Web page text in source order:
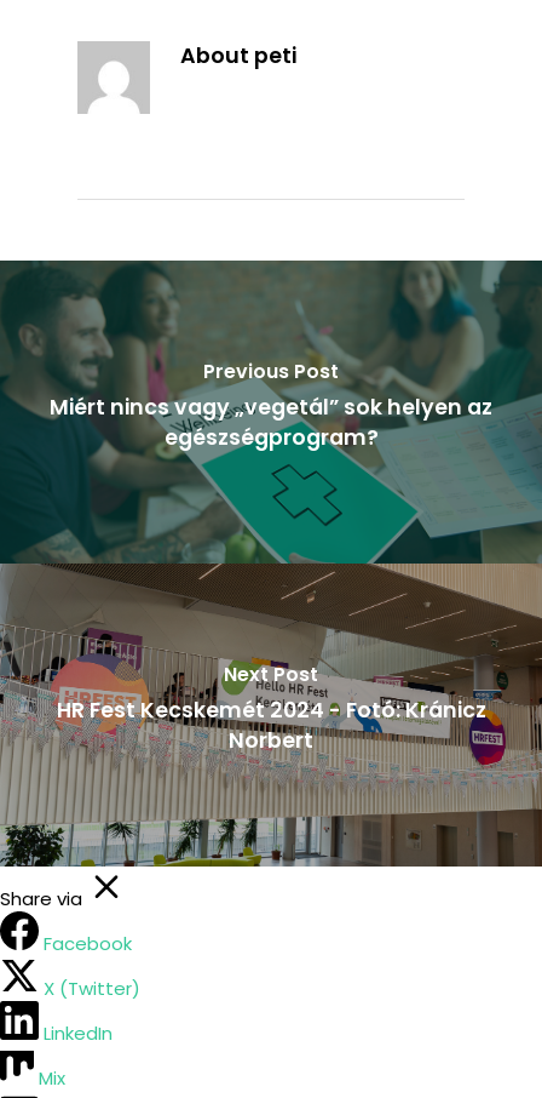
About peti
Previous Post
Miért nincs vagy „vegetál” sok helyen az
egészségprogram?
Next Post
HR Fest Kecskemét 2024 - Fotó: Kránicz
Norbert
Share via
Facebook
X (Twitter)
LinkedIn
Mix